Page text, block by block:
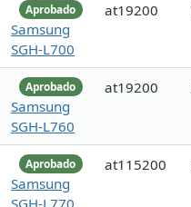
Aprobado
Samsung
SGH-L700
at19200
Aprobado
Samsung
SGH-L760
at19200
Aprobado
Samsung
SGH-L770
at115200